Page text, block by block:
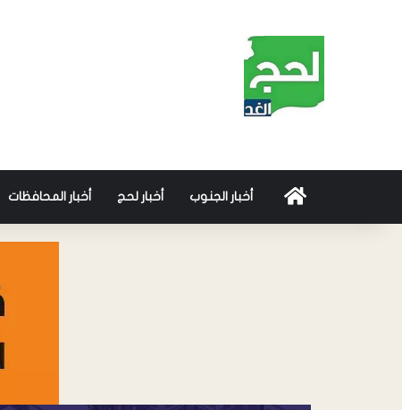
أخبار الجنوب أخبار لحج أخبار المحافظات